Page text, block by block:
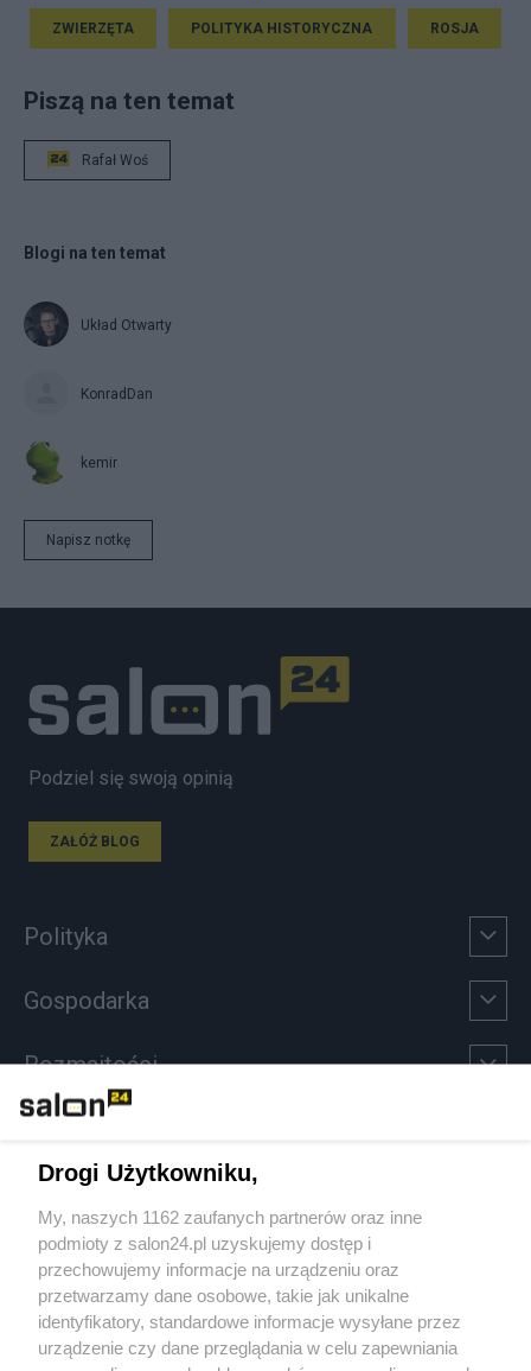
ZWIERZĘTA POLITYKA HISTORYCZNA ROSJA
Piszą na ten temat
Rafał Woś
Blogi na ten temat
Układ Otwarty
KonradDan
kemir
Napisz notkę
Podziel się swoją opinią
ZAŁÓŻ BLOG
Polityka
Gospodarka
Rozmaitości
Sport
Społeczeństwo
Kultura
Drogi Użytkowniku,
My, naszych 1162 zaufanych partnerów oraz inne
podmioty z salon24.pl uzyskujemy dostęp i
przechowujemy informacje na urządzeniu oraz
przetwarzamy dane osobowe, takie jak unikalne
identyfikatory, standardowe informacje wysyłane przez
urządzenie czy dane przeglądania w celu zapewniania